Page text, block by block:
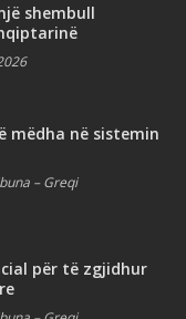
shembull
mëdha në sistemin
– Greqi
për të zgjidhur